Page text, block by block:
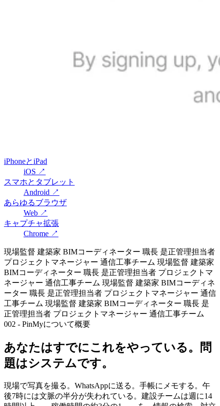
iPhoneとiPad
iOS ↗
スマホとタブレット
Android ↗
あらゆるブラウザ
Web ↗
キャプチャ拡張
Chrome ↗
現場監督 建築家 BIMコーディネーター 職長 是正管理担当者
プロジェクトマネージャー 通信工事チーム 現場監督 建築家
BIMコーディネーター 職長 是正管理担当者 プロジェクトマ
ネージャー 通信工事チーム 現場監督 建築家 BIMコーディネ
ーター 職長 是正管理担当者 プロジェクトマネージャー 通信
工事チーム 現場監督 建築家 BIMコーディネーター 職長 是
正管理担当者 プロジェクトマネージャー 通信工事チーム
002 - PinMyについて概要
あなたはすでにこれをやっている。問
題はシステムです。
現場で写真を撮る。WhatsAppに送る。手帳にメモする。午
後7時には文脈の半分が失われている。建設チームは週に14